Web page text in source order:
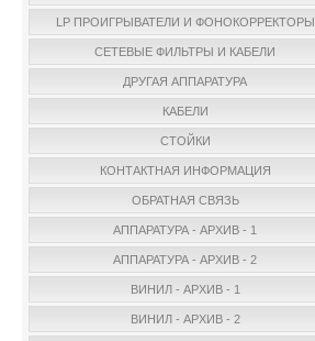
LP ПРОИГРЫВАТЕЛИ И ФОНОКОРРЕКТОРЫ
СЕТЕВЫЕ ФИЛЬТРЫ И КАБЕЛИ
ДРУГАЯ АППАРАТУРА
КАБЕЛИ
СТОЙКИ
КОНТАКТНАЯ ИНФОРМАЦИЯ
ОБРАТНАЯ СВЯЗЬ
АППАРАТУРА - АРХИВ - 1
АППАРАТУРА - АРХИВ - 2
ВИНИЛ - АРХИВ - 1
ВИНИЛ - АРХИВ - 2